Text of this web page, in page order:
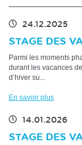
24.12.2025
STAGE DES
Parmi les moments
durant les vacances
d’hiver su...
En savoir plus
14.01.2026
STAGE DES